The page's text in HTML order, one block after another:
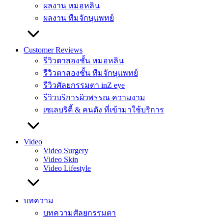
ผลงาน หมอหลิน
ผลงาน ทีมจักษุแพทย์
Customer Reviews
รีวิวตาสองชั้น หมอหลิน
รีวิวตาสองชั้น ทีมจักษุแพทย์
รีวิวศัลยกรรมตา inZ eye
รีวิวบริการผิวพรรณ ความงาม
เซเลบริตี้ & คนดัง ที่เข้ามาใช้บริการ
Video
Video Surgery
Video Skin
Video Lifestyle
บทความ
บทความศัลยกรรมตา